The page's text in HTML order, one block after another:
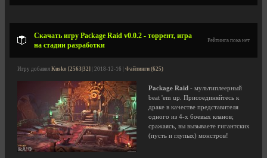
Скачать игру Package Raid v0.0.2 - торрент, игра
на стадии разработки
Рейтинга пока нет
Игру добавил Kusko [2563|32] | 2018-12-16 | Файтинги (625)
Package Raid - мультиплеерный
beat 'em up. Присоединяйтесь к
драке в качестве представителя
одного из 4-х боевых кланов;
сражаясь, вы вызываете гигантских
(пусть и глупых) монстров!